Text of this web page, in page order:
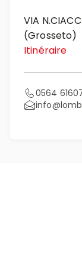
VIA
(Grosseto)
Itinéraire
0564